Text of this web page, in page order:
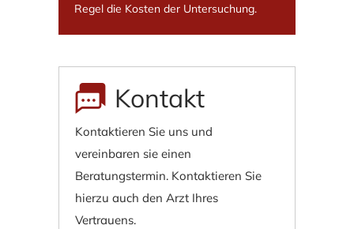
Regel die Kosten der Untersuchung.
Kontakt
Kontaktieren Sie uns und
vereinbaren sie einen
Beratungstermin. Kontaktieren Sie
hierzu auch den Arzt Ihres
Vertrauens.